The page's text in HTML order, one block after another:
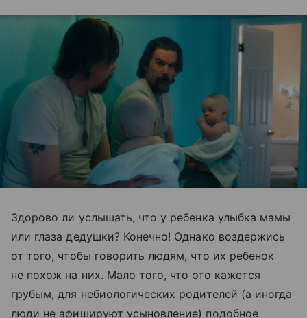
Здорово ли услышать, что у ребенка улыбка мамы
или глаза дедушки? Конечно! Однако воздержись
от того, чтобы говорить людям, что их ребенок
не похож на них. Мало того, что это кажется
грубым, для небиологических родителей (а иногда
люди не афишируют усыновление) подобное